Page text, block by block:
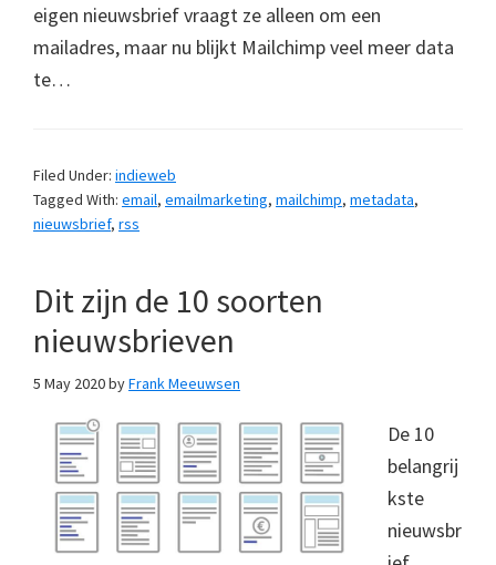
eigen nieuwsbrief vraagt ze alleen om een
mailadres, maar nu blijkt Mailchimp veel meer data
te…
Filed Under: indieweb
Tagged With: email, emailmarketing, mailchimp, metadata,
nieuwsbrief, rss
Dit zijn de 10 soorten
nieuwsbrieven
5 May 2020byFrank Meeuwsen
De 10
belangrij
kste
nieuwsbr